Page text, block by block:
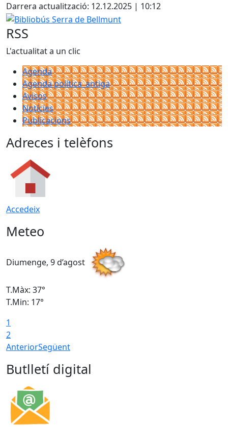
Darrera actualització: 12.12.2025 | 10:12
Bibliobús Serra de Bellmunt
RSS
L'actualitat a un clic
Agenda
Agenda política_antiga
Avisos
Notícies
Publicacions
Adreces i telèfons
Accedeix
Meteo
Diumenge, 9 d’agost
T.Màx: 37°
T.Min: 17°
1
2
AnteriorSegüent
Butlletí digital